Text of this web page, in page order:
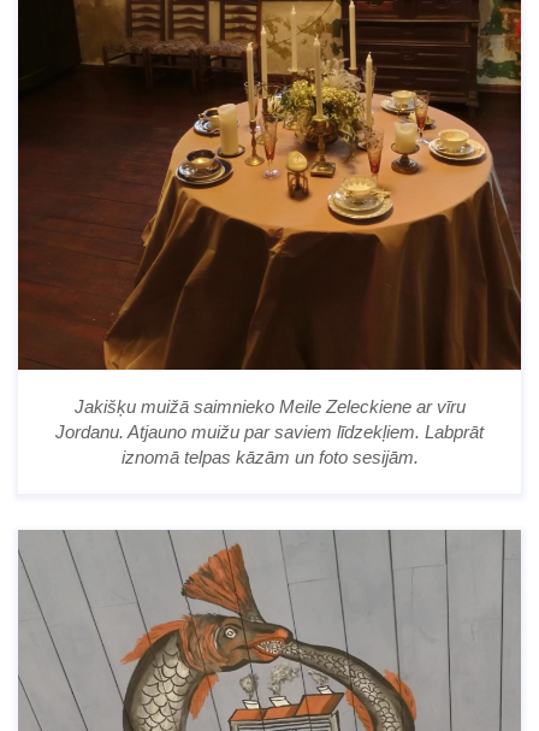
Jakišķu muižā saimnieko Meile Zeleckiene ar vīru
Jordanu. Atjauno muižu par saviem līdzekļiem. Labprāt
iznomā telpas kāzām un foto sesijām.